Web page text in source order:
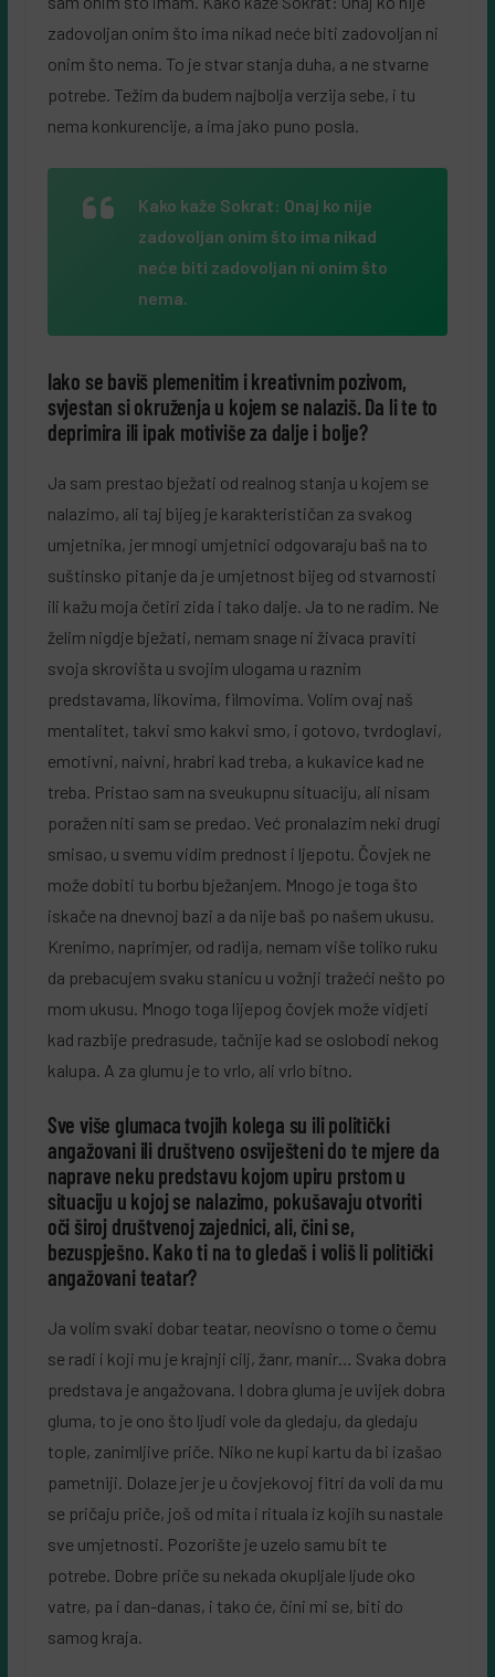
zadovoljan onim što ima nikad neće biti zadovoljan ni
onim što nema. To je stvar stanja duha, a ne stvarne
potrebe. Težim da budem najbolja verzija sebe, i tu
nema konkurencije, a ima jako puno posla.
Kako kaže Sokrat: Onaj ko nije
zadovoljan onim što ima nikad
neće biti zadovoljan ni onim što
nema.
Iako se baviš plemenitim i kreativnim pozivom,
svjestan si okruženja u kojem se nalaziš. Da li te to
deprimira ili ipak motiviše za dalje i bolje?
Ja sam prestao bježati od realnog stanja u kojem se
nalazimo, ali taj bijeg je karakterističan za svakog
umjetnika, jer mnogi umjetnici odgovaraju baš na to
suštinsko pitanje da je umjetnost bijeg od stvarnosti
ili kažu moja četiri zida i tako dalje. Ja to ne radim. Ne
želim nigdje bježati, nemam snage ni živaca praviti
svoja skrovišta u svojim ulogama u raznim
predstavama, likovima, filmovima. Volim ovaj naš
mentalitet, takvi smo kakvi smo, i gotovo, tvrdoglavi,
emotivni, naivni, hrabri kad treba, a kukavice kad ne
treba. Pristao sam na sveukupnu situaciju, ali nisam
poražen niti sam se predao. Već pronalazim neki drugi
smisao, u svemu vidim prednost i ljepotu. Čovjek ne
može dobiti tu borbu bježanjem. Mnogo je toga što
iskače na dnevnoj bazi a da nije baš po našem ukusu.
Krenimo, naprimjer, od radija, nemam više toliko ruku
da prebacujem svaku stanicu u vožnji tražeći nešto po
mom ukusu. Mnogo toga lijepog čovjek može vidjeti
kad razbije predrasude, tačnije kad se oslobodi nekog
kalupa. A za glumu je to vrlo, ali vrlo bitno.
Sve više glumaca tvojih kolega su ili politički
angažovani ili društveno osviješteni do te mjere da
naprave neku predstavu kojom upiru prstom u
situaciju u kojoj se nalazimo, pokušavaju otvoriti
oči široj društvenoj zajednici, ali, čini se,
bezuspješno. Kako ti na to gledaš i voliš li politički
angažovani teatar?
Ja volim svaki dobar teatar, neovisno o tome o čemu
se radi i koji mu je krajnji cilj, žanr, manir… Svaka dobra
predstava je angažovana. I dobra gluma je uvijek dobra
gluma, to je ono što ljudi vole da gledaju, da gledaju
tople, zanimljive priče. Niko ne kupi kartu da bi izašao
pametniji. Dolaze jer je u čovjekovoj fitri da voli da mu
se pričaju priče, još od mita i rituala iz kojih su nastale
sve umjetnosti. Pozorište je uzelo samu bit te
potrebe. Dobre priče su nekada okupljale ljude oko
vatre, pa i dan-danas, i tako će, čini mi se, biti do
samog kraja.